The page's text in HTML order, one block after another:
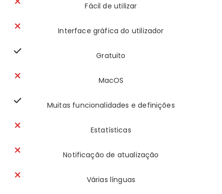
Fácil de utilizar
Interface gráfica do utilizador
Gratuito
MacOS
Muitas funcionalidades e definições
Estatísticas
Notificação de atualização
Várias línguas